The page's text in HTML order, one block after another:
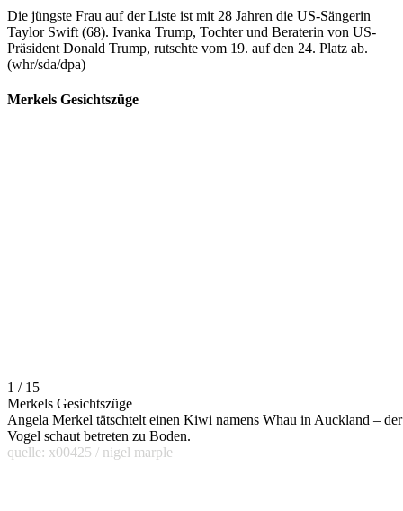
Die jüngste Frau auf der Liste ist mit 28 Jahren die US-Sängerin
Taylor Swift (68). Ivanka Trump, Tochter und Beraterin von US-
Präsident Donald Trump, rutschte vom 19. auf den 24. Platz ab.
(whr/sda/dpa)
Merkels Gesichtszüge
1 / 15
Merkels Gesichtszüge
Angela Merkel tätschtelt einen Kiwi namens Whau in Auckland – der
Vogel schaut betreten zu Boden.
quelle: x00425 / nigel marple